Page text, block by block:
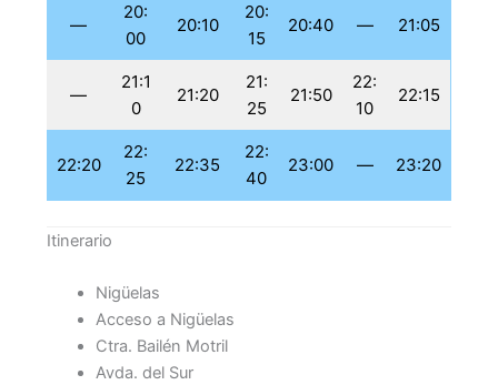
—
20:
00
20:10
20:
15
20:40 — 21:05
—
21:1
0
21:20
21:
25
21:50
22:
10
22:15
22:20
22:
25
22:35
22:
40
23:00 — 23:20
Itinerario
Nigüelas
Acceso a Nigüelas
Ctra. Bailén Motril
Avda. del Sur